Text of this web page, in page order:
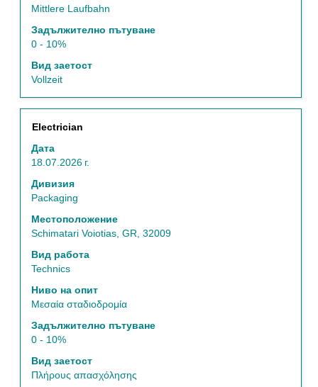
Mittlere Laufbahn
Задължително пътуване
0 - 10%
Вид заетост
Vollzeit
задание.
Позиция
Electrician
Дата
18.07.2026 г.
Дивизия
Packaging
Местоположение
Schimatari Voiotias, GR, 32009
Вид работа
Technics
Ниво на опит
Μεσαία σταδιοδρομία
Задължително пътуване
0 - 10%
Вид заетост
Πλήρους απασχόλησης
Изберете
бутона
за
интервал,
за
прегледате
пълното
съдържание
на
за
задание.